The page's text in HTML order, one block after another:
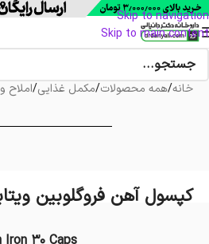
Skip to navigation
Skip to main content
خانه/همه محصولات/مکمل غذایی/املاح
کپسول آهن فروگلوبین